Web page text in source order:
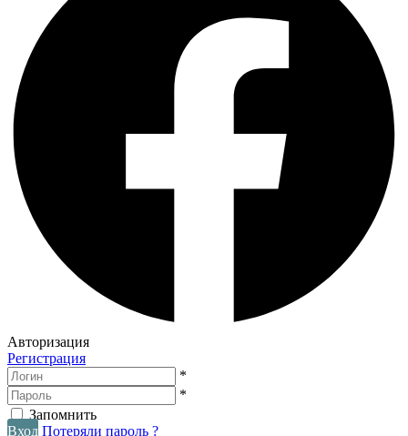
Авторизация
Регистрация
*
*
Запомнить
Вход Потеряли пароль ?